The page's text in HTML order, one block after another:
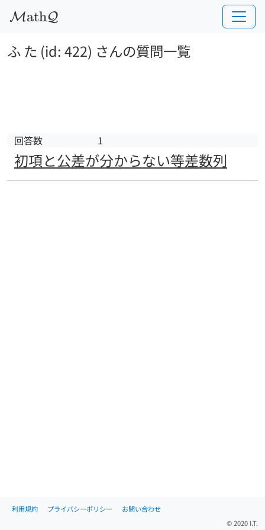
MathQ
ふ た (id: 422) さんの質問一覧
回答数 1
初項と公差が分からない等差数列
利用規約 プライバシーポリシー
お問い合わせ
© 2020 I.T.